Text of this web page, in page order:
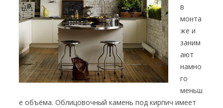
в
монта
же и
заним
ают
намно
го
меньш
е объёма. Облицовочный камень под кирпич имеет